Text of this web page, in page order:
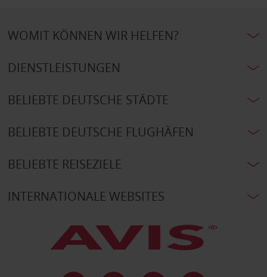
WOMIT KÖNNEN WIR HELFEN?
DIENSTLEISTUNGEN
BELIEBTE DEUTSCHE STÄDTE
BELIEBTE DEUTSCHE FLUGHÄFEN
BELIEBTE REISEZIELE
INTERNATIONALE WEBSITES